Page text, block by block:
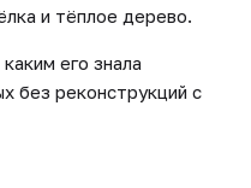
и тёплое дерево.
его знала
без реконструкций с